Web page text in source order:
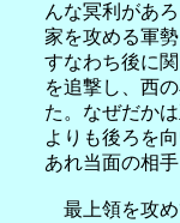
んな冥利があ
家を攻める軍
すなわち後に
を追撃し、西
た。なぜだか
よりも後ろを
あれ当面の相
最上領を攻め